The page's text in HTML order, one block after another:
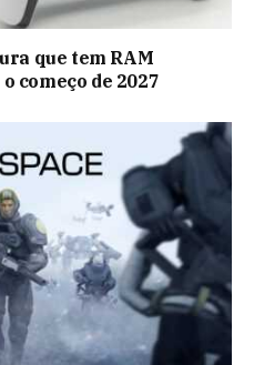
que tem RAM
começo de 2027